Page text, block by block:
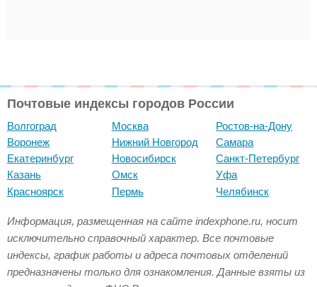
Почтовые индексы городов России
Волгоград
Воронеж
Екатеринбург
Казань
Красноярск
Москва
Нижний Новгород
Новосибирск
Омск
Пермь
Ростов-на-Дону
Самара
Санкт-Петербург
Уфа
Челябинск
Информация, размещенная на сайте indexphone.ru, носит
исключительно справочный характер. Все почтовые
индексы, график работы и адреса почтовых отделений
предназначены только для ознакомления. Данные взяты из